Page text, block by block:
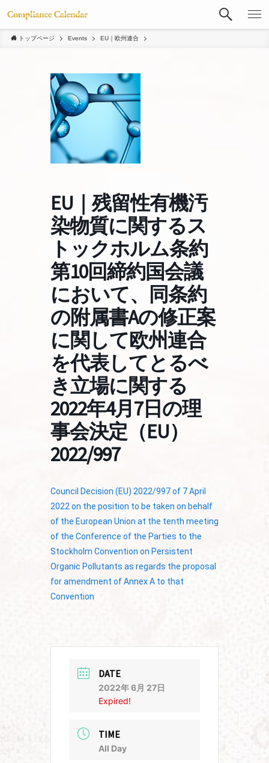
トップページ Events EU｜欧州連合
EU｜残留性有機汚
染物質に関するス
トックホルム条約
第10回締約国会議
において、同条約
の附属書Aの修正案
に関して欧州連合
を代表してとるべ
き立場に関する
2022年4月7日の理
事会決定（EU）
2022/997
Council Decision (EU) 2022/997 of 7 April
2022 on the position to be taken on behalf
of the European Union at the tenth meeting
of the Conference of the Parties to the
Stockholm Convention on Persistent
Organic Pollutants as regards the proposal
for amendment of Annex A to that
Convention
DATE
2022年 6月 27日
Expired!
TIME
All Day